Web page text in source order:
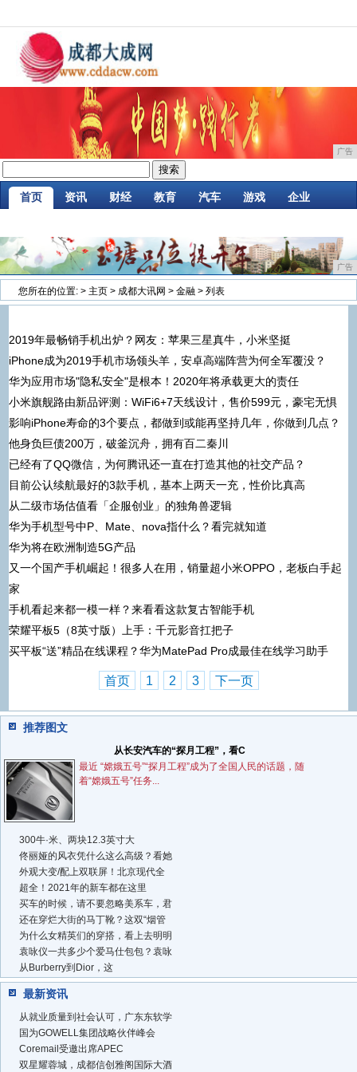
广告
首页 资讯 财经 教育 汽车 游戏 企业
广告
您所在的位置: > 主页 > 成都大讯网 > 金融 > 列表
2019年最畅销手机出炉？网友：苹果三星真牛，小米坚挺
iPhone成为2019手机市场领头羊，安卓高端阵营为何全军覆没？
华为应用市场"隐私安全"是根本！2020年将承载更大的责任
小米旗舰路由新品评测：WiFi6+7天线设计，售价599元，豪宅无惧
影响iPhone寿命的3个要点，都做到或能再坚持几年，你做到几点？
他身负巨债200万，破釜沉舟，拥有百二秦川
已经有了QQ微信，为何腾讯还一直在打造其他的社交产品？
目前公认续航最好的3款手机，基本上两天一充，性价比真高
从二级市场估值看「企服创业」的独角兽逻辑
华为手机型号中P、Mate、nova指什么？看完就知道
华为将在欧洲制造5G产品
又一个国产手机崛起！很多人在用，销量超小米OPPO，老板白手起
家
手机看起来都一模一样？来看看这款复古智能手机
荣耀平板5（8英寸版）上手：千元影音扛把子
买平板“送”精品在线课程？华为MatePad Pro成最佳在线学习助手
首页 1 2 3 下一页
推荐图文
从长安汽车的“探月工程”，看C
最近 “嫦娥五号”“探月工程”成为了全国人民的话题，随
着“嫦娥五号”任务...
300牛·米、两块12.3英寸大
佟丽娅的风衣凭什么这么高级？看她
外观大变/配上双联屏！北京现代全
超全！2021年的新车都在这里
买车的时候，请不要忽略美系车，君
还在穿烂大街的马丁靴？这双“烟管
为什么女精英们的穿搭，看上去明明
袁咏仪一共多少个爱马仕包包？袁咏
从Burberry到Dior，这
最新资讯
从就业质量到社会认可，广东东软学
国为GOWELL集团战略伙伴峰会
Coremail受邀出席APEC
双星耀蓉城，成都信创雅阁国际大酒